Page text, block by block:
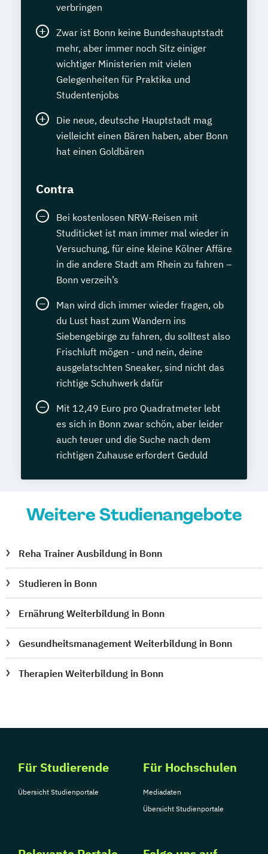
verbringen
Zwar ist Bonn keine Bundeshauptstadt
mehr, aber immer noch Sitz einiger
wichtiger Ministerien mit vielen
Gelegenheiten für Praktika und
Studentenjobs
Die neue, deutsche Hauptstadt mag
vielleicht einen Bären haben, aber Bonn
hat einen Goldbären
Contra
Bei kostenlosen NRW-Reisen mit
Studiticket ist man immer mal wieder in
Versuchung, für eine kleine Kölner Affäre
in die andere Stadt am Rhein zu fahren –
Bonn verzeih’s
Man wird dich immer wieder fragen, ob
du Lust hast zum Wandern ins
Siebengebirge zu fahren, du solltest also
Frischluft mögen - und nein, deine
ausgelatschten Sneaker, sind nicht das
richtige Schuhwerk dafür
Mit 12,49 Euro pro Quadratmeter lebt
es sich in Bonn zwar schön, aber leider
auch teuer und die Suche nach dem
richtigen Zuhause erfordert Geduld
Weitere Studienangebote
Reha Trainer Ausbildung in Bonn
Studieren in Bonn
Ernährung Weiterbildung in Bonn
Gesundheitsmanagement Weiterbildung in Bonn
Therapien Weiterbildung in Bonn
Für Studierende
Übersicht Studienportale
Für Hochschulen
Mediadaten
Übersicht Studienportale